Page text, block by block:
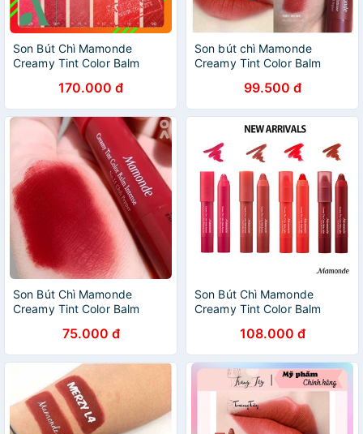
Son Bút Chì Mamonde
Creamy Tint Color Balm
170.000 đ
Son bút chì Mamonde
Creamy Tint Color Balm
99.500 đ
Son Bút Chì Mamonde
Creamy Tint Color Balm
75.000 đ
Son Bút Chì Mamonde
Creamy Tint Color Balm
108.000 đ